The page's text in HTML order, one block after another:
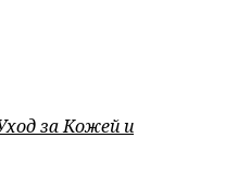
за Кожей и